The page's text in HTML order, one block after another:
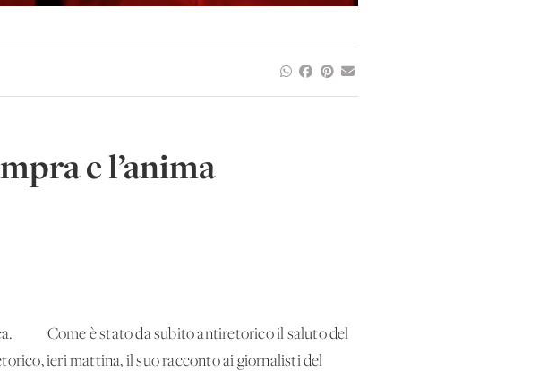
e l’anima
Come è stato da subito antiretorico il saluto del
ieri mattina, il suo racconto ai giornalisti del